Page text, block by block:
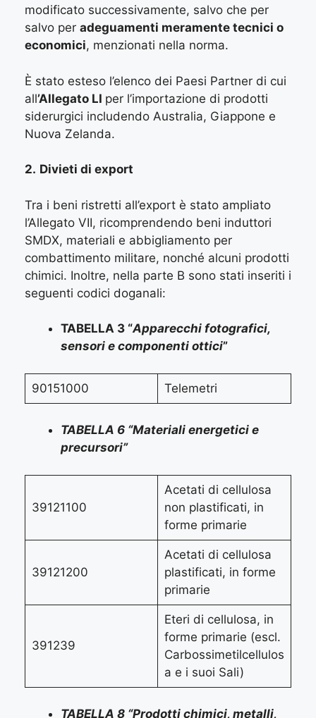
modificato successivamente, salvo che per
salvo per adeguamenti meramente tecnici o
economici, menzionati nella norma.
È stato esteso l’elenco dei Paesi Partner di cui
all’Allegato LI per l’importazione di prodotti
siderurgici includendo Australia, Giappone e
Nuova Zelanda.
2. Divieti di export
Tra i beni ristretti all’export è stato ampliato
l’Allegato VII, ricomprendendo beni induttori
SMDX, materiali e abbigliamento per
combattimento militare, nonché alcuni prodotti
chimici. Inoltre, nella parte B sono stati inseriti i
seguenti codici doganali:
TABELLA 3 “Apparecchi fotografici,
sensori e componenti ottici”
90151000 Telemetri
TABELLA 6 “Materiali energetici e
precursori”
39121100
Acetati di cellulosa
non plastificati, in
forme primarie
39121200
Acetati di cellulosa
plastificati, in forme
primarie
391239
Eteri di cellulosa, in
forme primarie (escl.
Carbossimetilcellulos
a e i suoi Sali)
TABELLA 8 “Prodotti chimici, metalli,